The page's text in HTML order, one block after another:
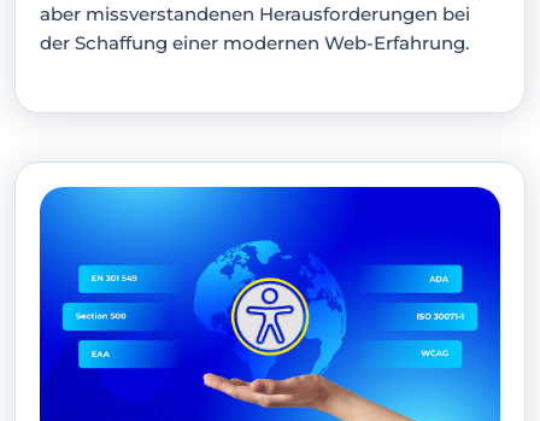
aber missverstandenen Herausforderungen bei
der Schaffung einer modernen Web-Erfahrung.